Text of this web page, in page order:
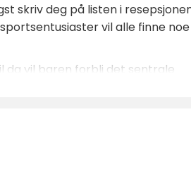
skriv deg på listen i
vil alle finne
da vil baren forbli det sentrale